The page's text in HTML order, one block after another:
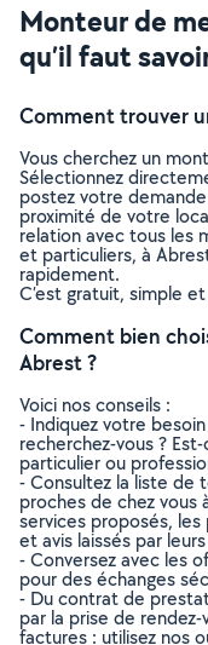
Monteur de
qu’il faut
Comment trouver
Vous cherchez un
Sélectionnez
postez votre
proximité de votre
relation avec tous les
et particuliers, à
rapidement.
C’est gratuit, simple
Comment bien
Abrest ?
Voici nos conseils :
- Indiquez votre
recherchez-vous ?
particulier ou
- Consultez la liste de
proches de chez vous
services proposés,
et avis laissés par
- Conversez avec les
pour des échanges
- Du contrat de
par la prise de
factures : utilisez nos